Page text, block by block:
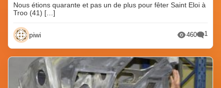
Nous étions quarante et pas un de plus pour fêter Saint Eloi à
Troo (41) […]
piwi 460 1